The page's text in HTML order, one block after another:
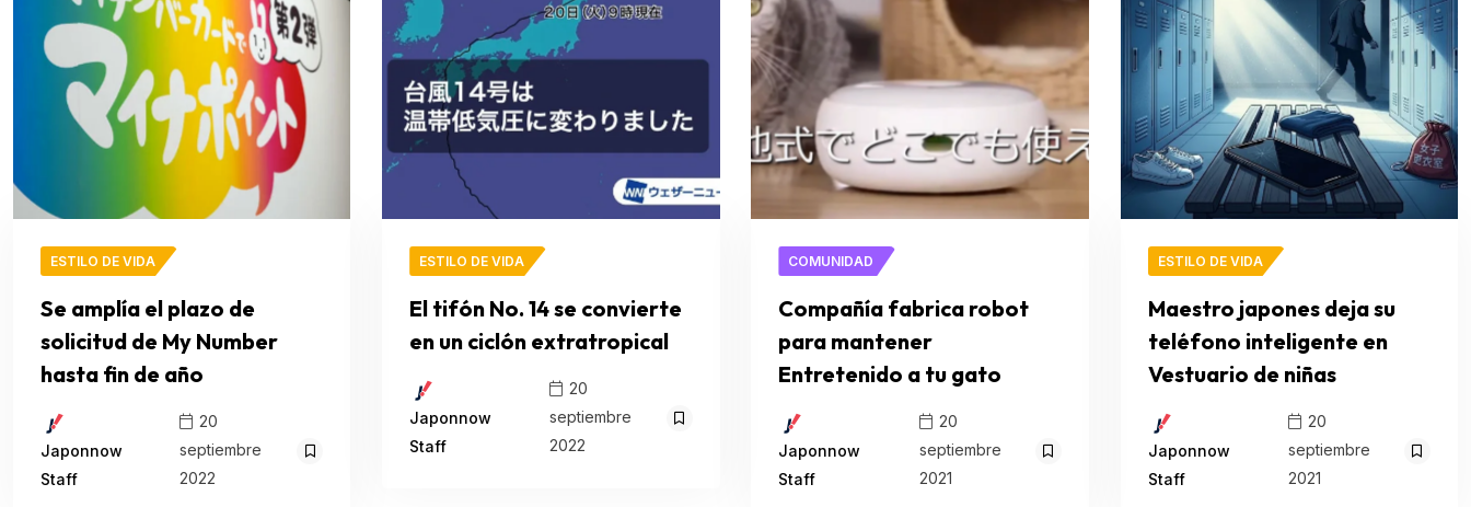
ESTILO DE VIDA
Se amplía el plazo de
solicitud de My Number
hasta fin de año
Japonnow
Staff
20
septiembre
2022
ESTILO DE VIDA
El tifón No. 14 se convierte
en un ciclón extratropical
Japonnow
Staff
20
septiembre
2022
COMUNIDAD
Compañía fabrica robot
para mantener
Entretenido a tu gato
Japonnow
Staff
20
septiembre
2021
ESTILO DE VIDA
Maestro japones deja su
teléfono inteligente en
Vestuario de niñas
Japonnow
Staff
20
septiembre
2021